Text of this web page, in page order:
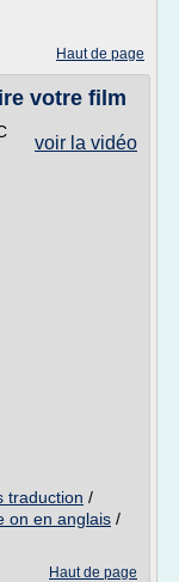
Haut de page
votre film
voir la vidéo
traduction /
on en anglais /
Haut de page